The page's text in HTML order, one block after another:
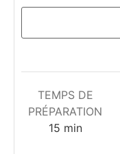
TEMPS DE
PRÉPARATION
15minutes
min